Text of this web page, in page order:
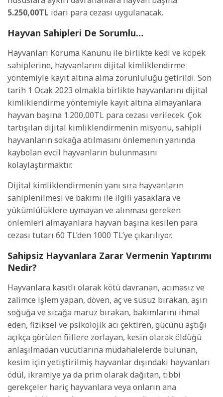
5.250,00TL idari para cezası uygulanacak.
Hayvan Sahipleri De Sorumlu…
Hayvanları Koruma Kanunu ile birlikte kedi ve köpek
sahiplerine, hayvanlarını dijital kimliklendirme
yöntemiyle kayıt altına alma zorunluluğu getirildi. Son
tarih 1 Ocak 2023 olmakla birlikte hayvanlarını dijital
kimliklendirme yöntemiyle kayıt altına almayanlara
hayvan başına 1.200,00TL para cezası verilecek. Çok
tartışılan dijital kimliklendirmenin misyonu, sahipli
hayvanların sokağa atılmasını önlemenin yanında
kaybolan evcil hayvanların bulunmasını
kolaylaştırmaktır.
Dijital kimliklendirmenin yanı sıra hayvanların
sahiplenilmesi ve bakımı ile ilgili yasaklara ve
yükümlülüklere uymayan ve alınması gereken
önlemleri almayanlara hayvan başına kesilen para
cezası tutarı 60 TL’den 1000 TL’ye çıkarılıyor.
Sahipsiz Hayvanlara Zarar Vermenin Yaptırımı
Nedir?
Hayvanlara kasıtlı olarak kötü davranan, acımasız ve
zalimce işlem yapan, döven, aç ve susuz bırakan, aşırı
soğuğa ve sıcağa maruz bırakan, bakımlarını ihmal
eden, fiziksel ve psikolojik acı çektiren, gücünü aştığı
açıkça görülen fiillere zorlayan, kesin olarak öldüğü
anlaşılmadan vücutlarına müdahalelerde bulunan,
kesim için yetiştirilmiş hayvanlar dışındaki hayvanları
ödül, ikramiye ya da prim olarak dağıtan, tıbbi
gerekçeler hariç hayvanlara veya onların ana